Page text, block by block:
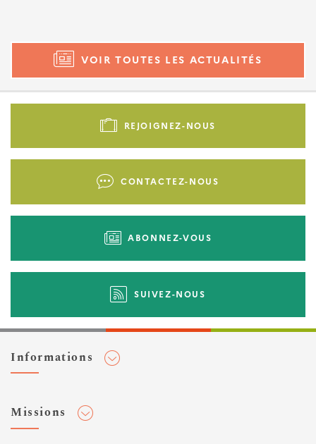
VOIR TOUTES LES ACTUALITÉS
Pied
-
REJOIGNEZ-NOUS
CONTACTEZ-NOUS
ABONNEZ-VOUS
SUIVEZ-NOUS
Informations
Missions